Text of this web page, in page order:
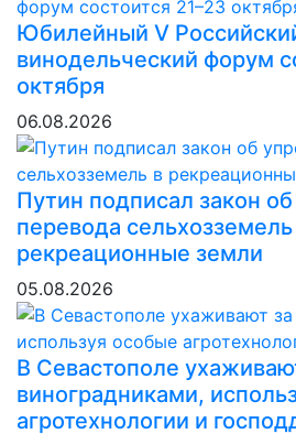
Юбилейный V
винодельческий форум
октября
06.08.2026
Путин подписал закон
перевода сельхозземель
рекреационные земли
05.08.2026
В Севастополе
виноградниками,
агротехнологии и